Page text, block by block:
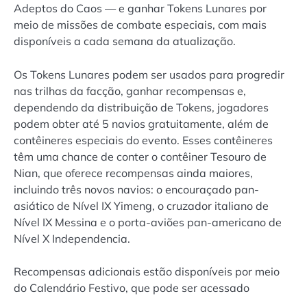
Adeptos do Caos — e ganhar Tokens Lunares por
meio de missões de combate especiais, com mais
disponíveis a cada semana da atualização.
Os Tokens Lunares podem ser usados para progredir
nas trilhas da facção, ganhar recompensas e,
dependendo da distribuição de Tokens, jogadores
podem obter até 5 navios gratuitamente, além de
contêineres especiais do evento. Esses contêineres
têm uma chance de conter o contêiner Tesouro de
Nian, que oferece recompensas ainda maiores,
incluindo três novos navios: o encouraçado pan-
asiático de Nível IX Yimeng, o cruzador italiano de
Nível IX Messina e o porta-aviões pan-americano de
Nível X Independencia.
Recompensas adicionais estão disponíveis por meio
do Calendário Festivo, que pode ser acessado